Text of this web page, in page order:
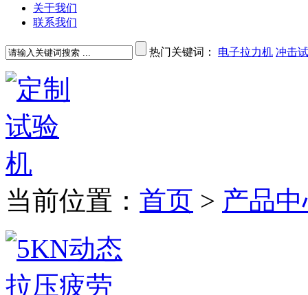
关于我们
联系我们
热门关键词： 电子拉力机 冲击
当前位置： 首页 > 产品